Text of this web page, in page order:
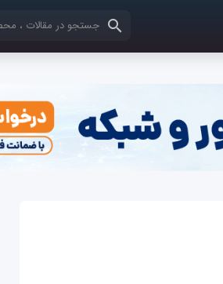
کلمات کلیدی خود را وارد